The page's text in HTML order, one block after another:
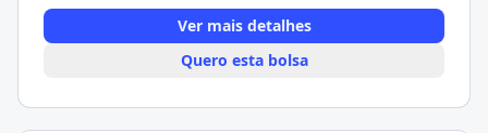
Ver mais detalhes
Quero esta bolsa